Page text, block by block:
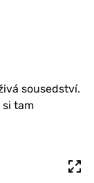
sousedství.
si tam